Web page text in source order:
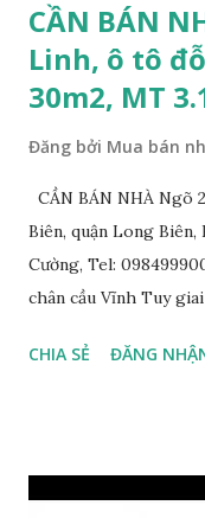
CẦN BÁN
Linh, ô tô
30m2, MT
Đăng bởi Mua bán
CẦN BÁN NHÀ Ngõ
Biên, quận Long Biên,
Cường, Tel:
chân cầu Vĩnh Tuy
Cổ Linh, ngõ trước
lý: sổ đỏ chính chủ; *
CHIA SẺ ĐĂNG